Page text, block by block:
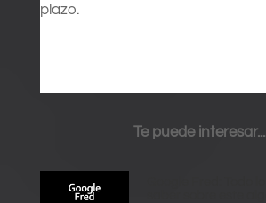
plazo.
Te puede interesar...